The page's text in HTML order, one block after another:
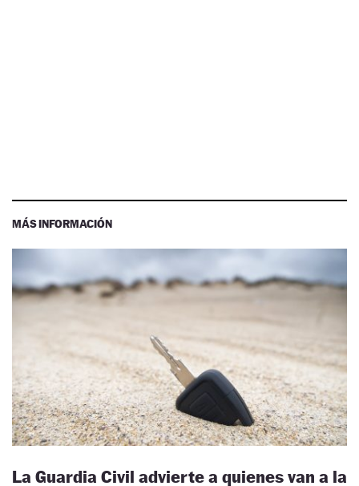
MÁS INFORMACIÓN
La Guardia Civil advierte a quienes van a la